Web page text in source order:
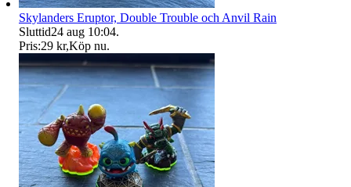
Skylanders Eruptor, Double Trouble och Anvil Rain
Sluttid24 aug 10:04.
Pris:29 kr,Köp nu.